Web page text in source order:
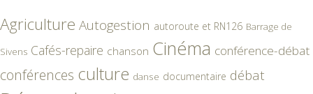
Agriculture Autogestion autoroute et RN126 Barrage de
Sivens Cafés-repaire chanson Cinéma conférence-débat
conférences culture danse documentaire débat